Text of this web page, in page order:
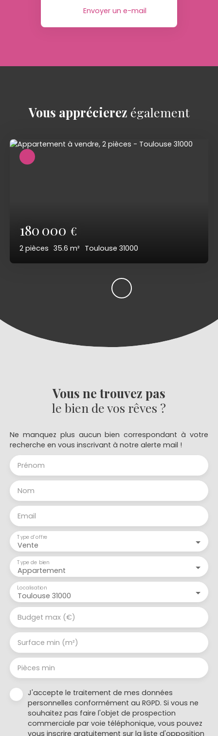
Envoyer un e-mail
Vous apprécierez également
180 000 €
2 pièces 35.6 m² Toulouse 31000
Vous ne trouvez pas
le bien de vos rêves ?
Ne manquez plus aucun bien correspondant à votre
recherche en vous inscrivant à notre alerte mail !
Prénom
Nom
Email
Vente
Type d'offre
Appartement
Type de bien
Toulouse 31000
Localisation
Budget max (€)
Surface min (m²)
Pièces min
J'accepte le traitement de mes données
personnelles conformément au RGPD. Si vous ne
souhaitez pas faire l'objet de prospection
commerciale par voie téléphonique, vous pouvez
vous inscrire gratuitement sur la liste d'opposition